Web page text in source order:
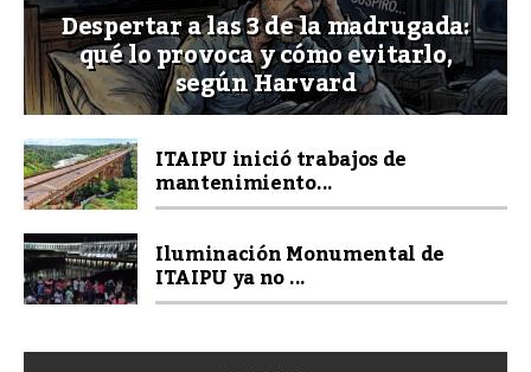
Despertar a las 3 de la madrugada:
qué lo provoca y cómo evitarlo,
según Harvard
ITAIPU inició trabajos de
mantenimiento...
Iluminación Monumental de
ITAIPU ya no ...